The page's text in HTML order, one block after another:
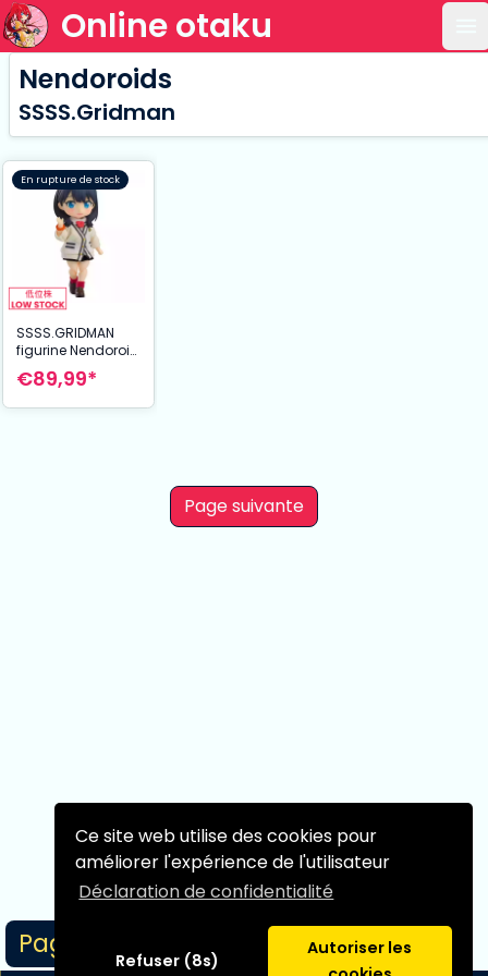
Ce site web utilise des cookies pour
améliorer l'expérience de l'utilisateur
Déclaration de confidentialité
Refuser (8s)
Autoriser les
Online otaku
Page 1/1
Nendoroids
SSSS.Gridman
En rupture de stock
SSSS.GRIDMAN
figurine Nendoroid
Doll Rikka
Takarada 14 cm
€89,99*
Page suivante